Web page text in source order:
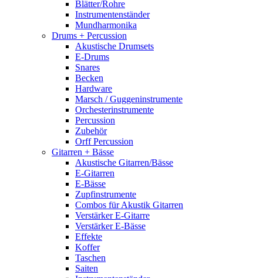
Blätter/Rohre
Instrumentenständer
Mundharmonika
Drums + Percussion
Akustische Drumsets
E-Drums
Snares
Becken
Hardware
Marsch / Guggeninstrumente
Orchesterinstrumente
Percussion
Zubehör
Orff Percussion
Gitarren + Bässe
Akustische Gitarren/Bässe
E-Gitarren
E-Bässe
Zupfinstrumente
Combos für Akustik Gitarren
Verstärker E-Gitarre
Verstärker E-Bässe
Effekte
Koffer
Taschen
Saiten